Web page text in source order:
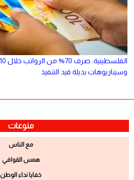
وسيناريوهات بديلة قيد التنفيذ
منوعات
مع الناس
همس القوافي
خفايا نداء الوطن